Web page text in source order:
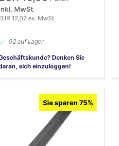
MwSt.
12,07 ex. MwSt.
92 auf Lager
Denken Sie
sich einzuloggen!
Sie sparen 75%